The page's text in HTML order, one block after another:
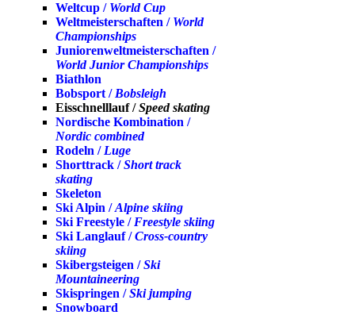
Weltcup / World Cup
Weltmeisterschaften / World
Championships
Juniorenweltmeisterschaften /
World Junior Championships
Biathlon
Bobsport / Bobsleigh
Eisschnelllauf /Speed skating
Nordische Kombination /
Nordic combined
Rodeln / Luge
Shorttrack /Short track
skating
Skeleton
Ski Alpin /Alpine skiing
Ski Freestyle / Freestyle skiing
Ski Langlauf /Cross-country
skiing
Skibergsteigen /Ski
Mountaineering
Skispringen /Ski jumping
Snowboard